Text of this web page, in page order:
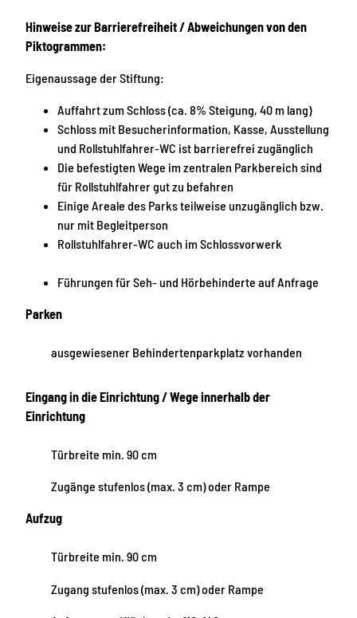
Hinweise zur Barrierefreiheit / Abweichungen von den
Piktogrammen:
Eigenaussage der Stiftung:
Auffahrt zum Schloss (ca. 8% Steigung, 40 m lang)
Schloss mit Besucherinformation, Kasse, Ausstellung
und Rollstuhlfahrer-WC ist barrierefrei zugänglich
Die befestigten Wege im zentralen Parkbereich sind
für Rollstuhlfahrer gut zu befahren
Einige Areale des Parks teilweise unzugänglich bzw.
nur mit Begleitperson
Rollstuhlfahrer-WC auch im Schlossvorwerk
Führungen für Seh- und Hörbehinderte auf Anfrage
Parken
ausgewiesener Behindertenparkplatz vorhanden
Eingang in die Einrichtung / Wege innerhalb der
Einrichtung
Türbreite min. 90 cm
Zugänge stufenlos (max. 3 cm) oder Rampe
Aufzug
Türbreite min. 90 cm
Zugang stufenlos (max. 3 cm) oder Rampe